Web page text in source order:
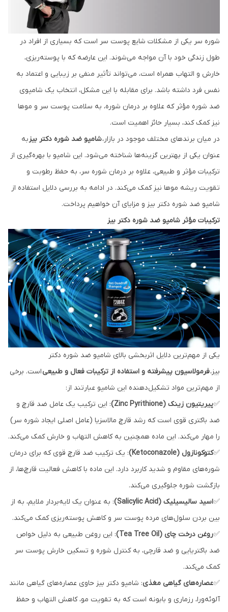
شوره سر یکی از مشکلات شایع پوست سر است که بسیاری از افراد در
طول زندگی خود با آن مواجه می‌شوند. این عارضه که با پوسته‌ریزی،
خارش و التهاب همراه است، می‌تواند تأثیر منفی بر زیبایی و اعتماد به
نفس فرد داشته باشد. برای مقابله با این مشکل، انتخاب یک شامپوی
ضد شوره مؤثر که علاوه بر درمان شوره، به سلامت پوست سر و موها
نیز کمک کند، بسیار حائز اهمیت است.
در میان برندهای مختلف موجود در بازار،شامپو ضد شوره دکتر بیز به
عنوان یکی از بهترین گزینه‌ها شناخته می‌شود. این شامپو با بهره‌گیری از
ترکیبات مؤثر و طبیعی، علاوه بر درمان شوره سر، به حفظ رطوبت و
تقویت ریشه موها نیز کمک می‌کند. در ادامه به بررسی دلایل استفاده از
شامپو ضد شوره دکتر بیز و مزایای آن خواهیم پرداخت.
ترکیبات مؤثر شامپو ضد شوره دکتر بیز
یکی از مهم‌ترین دلایل اثربخشی بالای شامپو ضد شوره دکتر
بیز،فرمولاسیون پیشرفته و استفاده از ترکیبات فعال و طبیعیاست. برخی
از مهم‌ترین مواد تشکیل‌دهنده این شامپو عبارتند از:
✅پیریتیون زینک (Zinc Pyrithione)
: این ترکیب یک عامل ضد قارچ و
ضد باکتری قوی است که رشد قارچ مالاسزیا (عامل اصلی ایجاد شوره سر)
را مهار می‌کند. این ماده همچنین به کاهش التهاب و خارش کمک می‌کند.
✅کتوکونازول (Ketoconazole)
: یک ترکیب ضد قارچ قوی که برای درمان
شوره‌های مقاوم و شدید کاربرد دارد. این ماده با کاهش فعالیت قارچ‌ها، از
بازگشت شوره جلوگیری می‌کند.
✅اسید سالیسیلیک (Salicylic Acid)
: به عنوان یک لایه‌بردار ملایم، به از
بین بردن سلول‌های مرده پوست سر و کاهش پوسته‌ریزی کمک می‌کند.
✅روغن درخت چای (Tea Tree Oil)
: این روغن طبیعی به دلیل خواص
ضد باکتریایی و ضد قارچی، به کنترل شوره و تسکین خارش پوست سر
کمک می‌کند.
✅عصاره‌های گیاهی مغذی: شامپو دکتر بیز حاوی عصاره‌های گیاهی مانند
آلوئه‌ورا، رزماری و بابونه است که به تقویت مو، کاهش التهاب و حفظ